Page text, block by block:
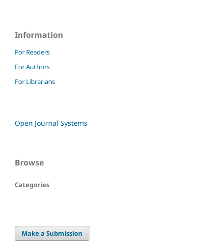
Information
For Readers
For Authors
For Librarians
Open Journal Systems
Browse
Categories
Make a Submission